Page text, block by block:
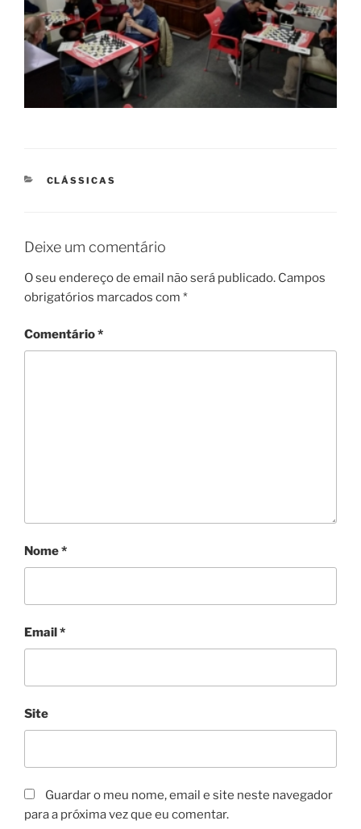
CATEGORIAS
CLÁSSICAS
Deixe um comentário
O seu endereço de email não será publicado. Campos
obrigatórios marcados com *
Comentário*
Nome*
Email*
Site
Guardar o meu nome, email e site neste navegador
para a próxima vez que eu comentar.